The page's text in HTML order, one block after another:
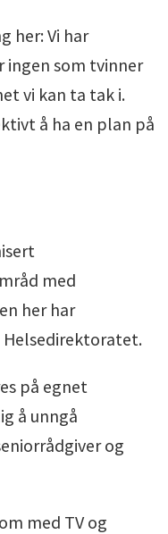
her: Vi har
ingen som tvinner
vi kan ta tak i.
å ha en plan på
med
her har
på egnet
å unngå
og
med TV og